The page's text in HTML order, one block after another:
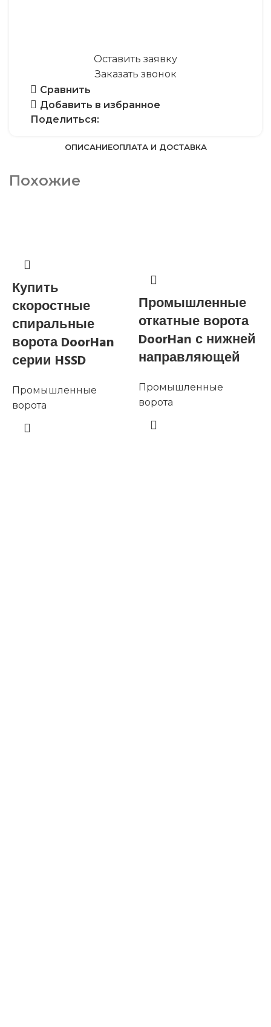
Оставить заявку
Заказать звонок
Сравнить
Добавить в избранное
Поделиться:
ОПИСАНИЕОПЛАТА И ДОСТАВКА
Похожие
Купить
скоростные
спиральные
ворота DoorHan
серии HSSD
Промышленные
ворота
Промышленные
откатные ворота
DoorHan с нижней
направляющей
Промышленные
ворота